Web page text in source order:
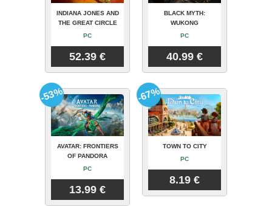
INDIANA JONES AND
THE GREAT CIRCLE
PC
52.39 €
BLACK MYTH:
WUKONG
PC
40.99 €
AVATAR: FRONTIERS
OF PANDORA
PC
13.99 €
-53%
TOWN TO CITY
PC
8.19 €
-67%